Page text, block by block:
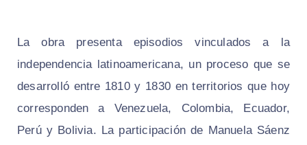
La obra presenta episodios vinculados a la
independencia latinoamericana, un proceso que se
desarrolló entre 1810 y 1830 en territorios que hoy
corresponden a Venezuela, Colombia, Ecuador,
Perú y Bolivia. La participación de Manuela Sáenz